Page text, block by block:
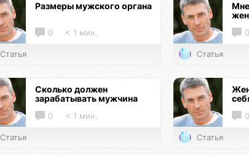
Размеры мужского органа
0 < 1 мин.
Статья
0
Статья
Сколько должен
зарабатывать мужчина
0 < 1 мин.
Статья
0
Статья